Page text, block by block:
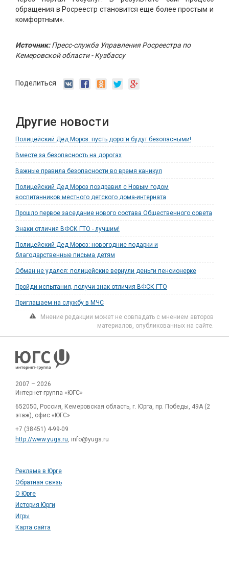
обращения в Росреестр становится еще более простым и
комфортным».
Источник:Пресс-служба Управления Росреестра по
Кемеровской области - Кузбассу
Поделиться
Другие новости
Полицейский Дед Мороз: пусть дороги будут безопасными!
Вместе за безопасность на дорогах
Важные правила безопасности во время каникул
Полицейский Дед Мороз поздравил с Новым годом
воспитанников местного детского дома-интерната
Прошло первое заседание нового состава Общественного совета
Знаки отличия ВФСК ГТО - лучшим!
Полицейский Дед Мороз: новогодние подарки и
благодарственные письма детям
Обман не удался: полицейские вернули деньги пенсионерке
Пройди испытания, получи знак отличия ВФСК ГТО
Приглашаем на службу в МЧС
Мнение редакции может не совпадать с мнением авторов
материалов, опубликованных на сайте.
2007 – 2026
Интернет-группа «ЮГС»
652050, Россия, Кемеровская область, г. Юрга, пр. Победы, 49А (2
этаж), офис «ЮГС»
+7 (38451) 4-99-09
http://www.yugs.ru , info@yugs.ru
Реклама в Юрге
Обратная связь
О Юрге
История Юрги
Игры
Карта сайта